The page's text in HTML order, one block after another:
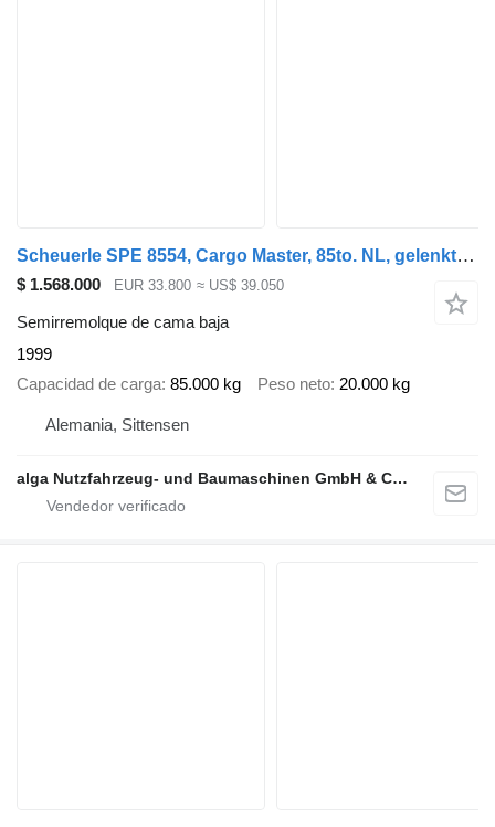
Scheuerle SPE 8554, Cargo Master, 85to. NL, gelenkt, 18m
$ 1.568.000 EUR 33.800 ≈ US$ 39.050
Semirremolque de cama baja
1999
Capacidad de carga 85.000 kg Peso neto 20.000 kg
Alemania, Sittensen
alga Nutzfahrzeug- und Baumaschinen GmbH & Co. KG